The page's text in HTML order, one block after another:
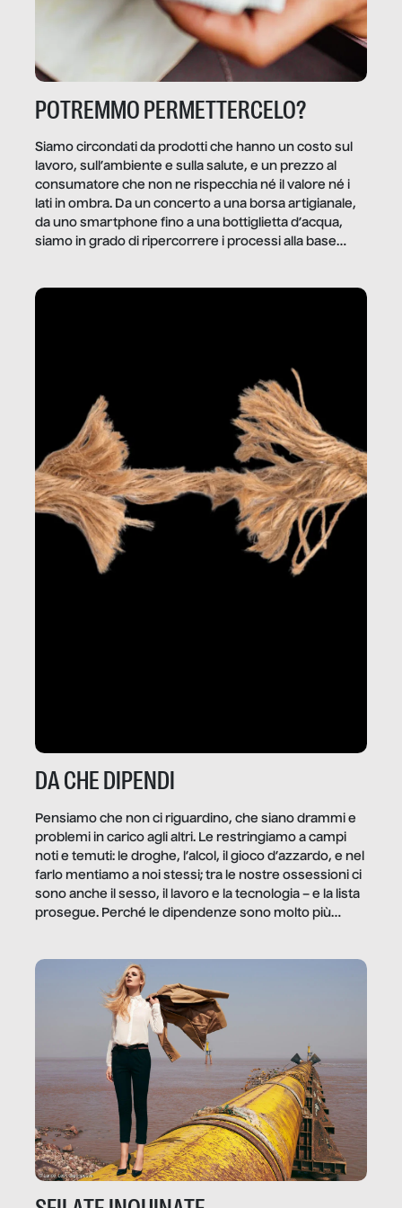
POTREMMO PERMETTERCELO?
Siamo circondati da prodotti che hanno un costo sul
lavoro, sull’ambiente e sulla salute, e un prezzo al
consumatore che non ne rispecchia né il valore né i
lati in ombra. Da un concerto a una borsa artigianale,
da uno smartphone fino a una bottiglietta d’acqua,
siamo in grado di ripercorrere i processi alla base
dietro gli oggetti e i servizi che fanno la nostra vita
DA CHE DIPENDI
Pensiamo che non ci riguardino, che siano drammi e
problemi in carico agli altri. Le restringiamo a campi
noti e temuti: le droghe, l’alcol, il gioco d’azzardo, e nel
farlo mentiamo a noi stessi; tra le nostre ossessioni ci
sono anche il sesso, il lavoro e la tecnologia – e la lista
prosegue. Perché le dipendenze sono molto più
trae un guadagno. In questo reportage vediamo
quale e come.